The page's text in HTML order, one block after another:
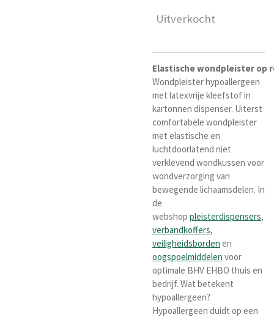
Uitverkocht
Elastischewondpleister op
Wondpleister hypoallergeen
met latexvrije kleefstof in
kartonnen dispenser. Uiterst
comfortabele wondpleister
met elastische en
luchtdoorlatend niet
verklevend wondkussen voor
wondverzorging van
bewegende lichaamsdelen. In
de
webshop pleisterdispensers,
verbandkoffers,
veiligheidsborden en
oogspoelmiddelen voor
optimale BHV EHBO thuis en
bedrijf. Wat betekent
hypoallergeen?
Hypoallergeen duidt op een